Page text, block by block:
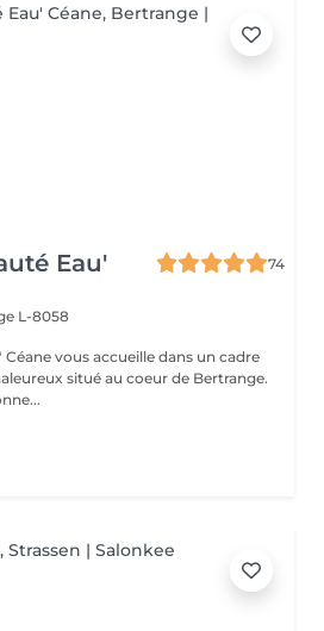
Eau'
74
L-8058
vous accueille dans un cadre
situé au coeur de Bertrange.